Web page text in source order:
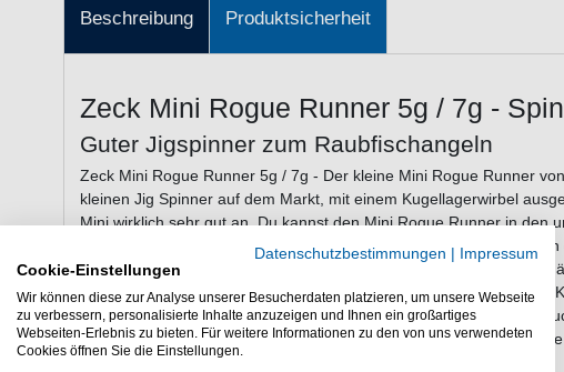
Beschreibung Produktsicherheit
Zeck Mini Rogue Runner 5g / 7g -
Guter Jigspinner zum Raubfischangeln
Zeck Mini Rogue Runner 5g / 7g - Der kleine Mini Rogue Runner
kleinen Jig Spinner auf dem Markt, mit einem Kugellagerwirbel
Mini wirklich sehr gut an. Du kannst den Mini Rogue Runner in den
einsetzen. Einfach gleichmäßig einkurbeln, mit Spinnstopps
stört den Lauf des Köders überhaupt nicht; du bekommst weniger
dieser Haken auch noch sehr robust. Diese universell einsetzbaren
Forelle und auch Döbel prädestiniert. Du wirst aber mit Sicherheit
Beifang überlisten. Besonders zur wärmeren Jahreszeit, wenn
solche kleinen Jig Spinner sehr fängig.
Datenschutzbestimmungen
Impressum
Cookie-Einstellungen
Wir können diese zur Analyse unserer Besucherdaten platzieren, um unsere Webseite
zu verbessern, personalisierte Inhalte anzuzeigen und Ihnen ein großartiges
Webseiten-Erlebnis zu bieten. Für weitere Informationen zu den von uns verwendeten
Cookies öffnen Sie die Einstellungen.